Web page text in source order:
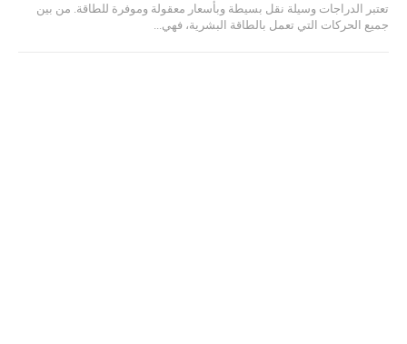
تعتبر الدراجات وسيلة نقل بسيطة وبأسعار معقولة وموفرة للطاقة. من بين
جميع الحركات التي تعمل بالطاقة البشرية، فهي...